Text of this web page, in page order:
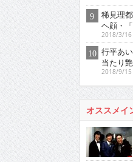
稀見理
ヘ顔・
2018/3/16
行平あ
当たり
2018/9/15
オススメイ